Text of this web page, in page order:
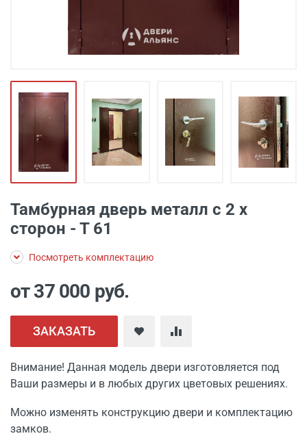
Тамбурная дверь металл с 2 х
сторон - Т 61
Посмотреть комплектацию
от 37 000 руб.
ЗАКАЗАТЬ
Внимание! Данная модель двери изготовляется под
Ваши размеры и в любых других цветовых решениях.
Можно изменять конструкцию двери и комплектацию
замков.